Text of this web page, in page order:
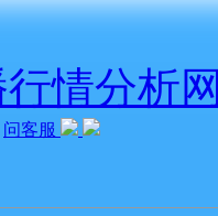
问客服